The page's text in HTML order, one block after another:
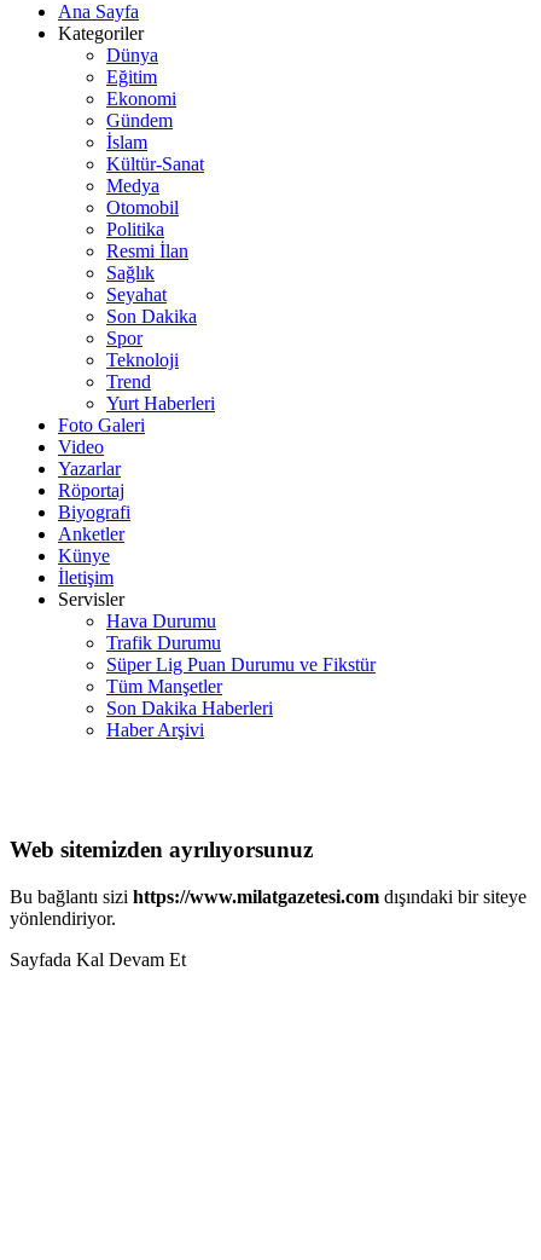
Ana Sayfa
Kategoriler
Dünya
Eğitim
Ekonomi
Gündem
İslam
Kültür-Sanat
Medya
Otomobil
Politika
Resmi İlan
Sağlık
Seyahat
Son Dakika
Spor
Teknoloji
Trend
Yurt Haberleri
Foto Galeri
Video
Yazarlar
Röportaj
Biyografi
Anketler
Künye
İletişim
Servisler
Hava Durumu
Trafik Durumu
Süper Lig Puan Durumu ve Fikstür
Tüm Manşetler
Son Dakika Haberleri
Haber Arşivi
Web sitemizden ayrılıyorsunuz
Bu bağlantı sizi https://www.milatgazetesi.com dışındaki bir siteye
yönlendiriyor.
Sayfada Kal Devam Et